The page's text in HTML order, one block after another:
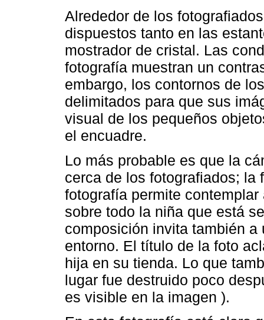
Alrededor de los
dispuestos tanto en las
mostrador de cristal. Las
fotografía muestran un
embargo, los contornos de
delimitados para que sus
visual de los pequeños
el encuadre.
Lo más probable es que la
cerca de los fotografiados; la
fotografía permite
sobre todo la niña que está
composición invita también
entorno. El título de la foto
hija en su tienda. Lo que
lugar fue destruido poco
es visible en la imagen ).